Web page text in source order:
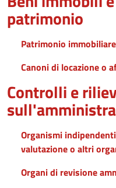
patrimonio
Patrimonio immobiliare
Canoni di locazione o
Controlli e
Organismi
valutazione o altri
Organi di revisione